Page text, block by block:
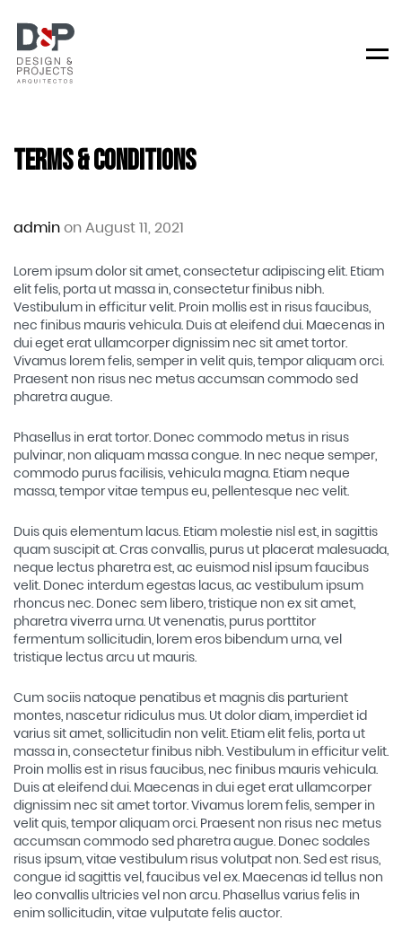
Terms & Conditions
adminon August 11, 2021
Lorem ipsum dolor sit amet, consectetur adipiscing elit. Etiam
elit felis, porta ut massa in, consectetur finibus nibh.
Vestibulum in efficitur velit. Proin mollis est in risus faucibus,
nec finibus mauris vehicula. Duis at eleifend dui. Maecenas in
dui eget erat ullamcorper dignissim nec sit amet tortor.
Vivamus lorem felis, semper in velit quis, tempor aliquam orci.
Praesent non risus nec metus accumsan commodo sed
pharetra augue.
Phasellus in erat tortor. Donec commodo metus in risus
pulvinar, non aliquam massa congue. In nec neque semper,
commodo purus facilisis, vehicula magna. Etiam neque
massa, tempor vitae tempus eu, pellentesque nec velit.
Duis quis elementum lacus. Etiam molestie nisl est, in sagittis
quam suscipit at. Cras convallis, purus ut placerat malesuada,
neque lectus pharetra est, ac euismod nisl ipsum faucibus
velit. Donec interdum egestas lacus, ac vestibulum ipsum
rhoncus nec. Donec sem libero, tristique non ex sit amet,
pharetra viverra urna. Ut venenatis, purus porttitor
fermentum sollicitudin, lorem eros bibendum urna, vel
tristique lectus arcu ut mauris.
Cum sociis natoque penatibus et magnis dis parturient
montes, nascetur ridiculus mus. Ut dolor diam, imperdiet id
varius sit amet, sollicitudin non velit. Etiam elit felis, porta ut
massa in, consectetur finibus nibh. Vestibulum in efficitur velit.
Proin mollis est in risus faucibus, nec finibus mauris vehicula.
Duis at eleifend dui. Maecenas in dui eget erat ullamcorper
dignissim nec sit amet tortor. Vivamus lorem felis, semper in
velit quis, tempor aliquam orci. Praesent non risus nec metus
accumsan commodo sed pharetra augue. Donec sodales
risus ipsum, vitae vestibulum risus volutpat non. Sed est risus,
congue id sagittis vel, faucibus vel ex. Maecenas id tellus non
leo convallis ultricies vel non arcu. Phasellus varius felis in
enim sollicitudin, vitae vulputate felis auctor.